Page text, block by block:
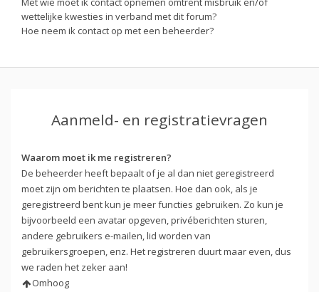
wettelijke kwesties in verband met dit forum?
Hoe neem ik contact op met een beheerder?
Aanmeld- en registratievragen
Waarom moet ik me registreren?
De beheerder heeft bepaalt of je al dan niet geregistreerd
moet zijn om berichten te plaatsen. Hoe dan ook, als je
geregistreerd bent kun je meer functies gebruiken. Zo kun je
bijvoorbeeld een avatar opgeven, privéberichten sturen,
andere gebruikers e-mailen, lid worden van
gebruikersgroepen, enz. Het registreren duurt maar even, dus
we raden het zeker aan!
Omhoog